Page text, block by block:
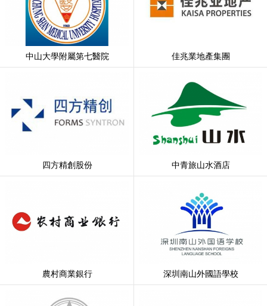
中山大學附屬第七醫院 佳兆業地產集團
四方精創股份 中青旅山水酒店
農村商業銀行 深圳南山外國語學校